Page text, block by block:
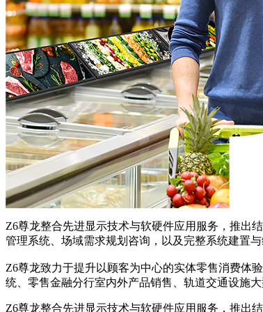
Z6尊龙整合先进显示技术与软硬件应用服务，推出结
管理系统、场域需求规划咨询，以及完整系统建
Z6尊龙致力于提升以顾客为中心的实体零售消费体验
统、零售金融分行室内外产品销售、轨道交通设
Z6尊龙整合先进显示技术与软硬件应用服务，推出结